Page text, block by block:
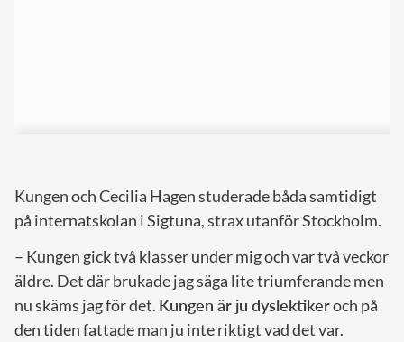
Kungen och Cecilia Hagen studerade båda samtidigt
på internatskolan i Sigtuna, strax utanför Stockholm.
– Kungen gick två klasser under mig och var två veckor
äldre. Det där brukade jag säga lite triumferande men
nu skäms jag för det. Kungen är ju dyslektikeroch på
den tiden fattade man ju inte riktigt vad det var.